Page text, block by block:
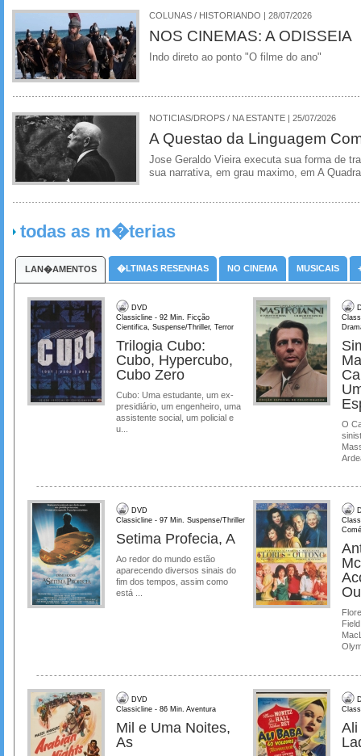
COLUNAS / HISTORIANDO | 28/07/2026
NOS CINEMAS: A ODISSEIA
Indo direto ao ponto "O filme do ano"
NOTICIAS/DROPS / NA ESTANTE | 25/07/2026
A Questao da Linguagem
Jose Geraldo Vieira executa sua forma de
sua narrativa, em grau maximo, em A
todas as m�terias
LAN�AMENTOS �LTIMAS RESENHAS NO CINEMA MUSICAIS
DVD
Classicline - 92 Min. Ficção
Cientifica, Suspense/Thriller, Terror
Trilogia Cubo:
Cubo, Hypercubo,
Cubo Zero
Cubo: Uma estudante, um ex-
presidiário, um engenheiro, uma
assistente social, um policial e
u...
O
DVD
Classicline - 97 Min. Suspense/Thriller
Setima Profecia, A
Ao redor do mundo estão
aparecendo diversos sinais do
fim dos tempos, assim como
está ...
DVD
Classicline - 86 Min. Aventura
Mil e Uma Noites,
As
Ali